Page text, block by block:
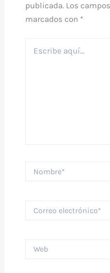
publicada. Los
marcados con *
aquí...
electrónico*